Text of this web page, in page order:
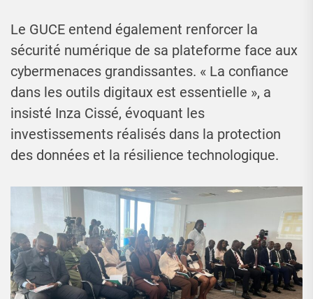
Le GUCE entend également renforcer la
sécurité numérique de sa plateforme face aux
cybermenaces grandissantes. « La confiance
dans les outils digitaux est essentielle », a
insisté Inza Cissé, évoquant les
investissements réalisés dans la protection
des données et la résilience technologique.